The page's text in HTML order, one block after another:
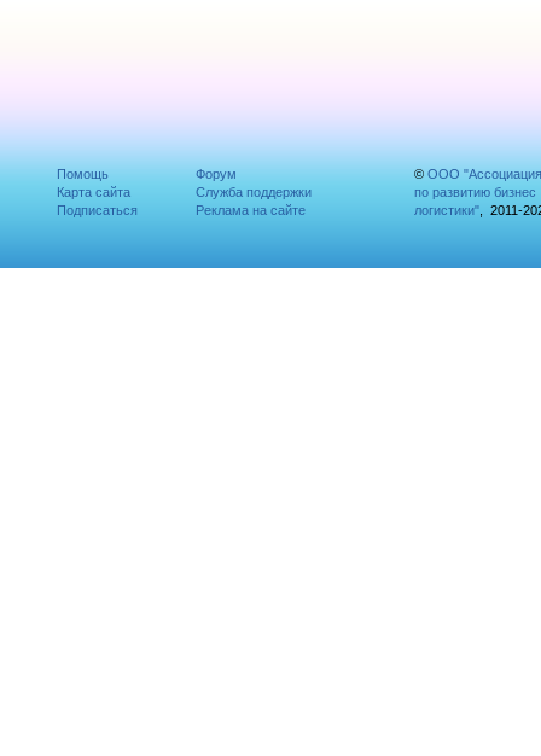
Помощь
Карта сайта
Подписаться
Форум
Служба поддержки
Реклама на сайте
© ООО "Ассоциация
по развитию бизнес
логистики", 2011-